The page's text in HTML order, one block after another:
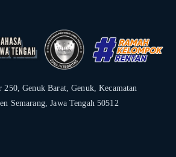
250, Genuk Barat, Genuk, Kecamatan
Semarang, Jawa Tengah 50512